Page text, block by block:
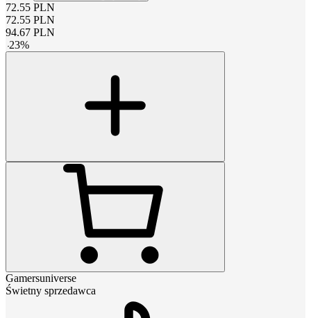
72.55 PLN
72.55 PLN
94.67 PLN
-23%
Gamersuniverse
Świetny sprzedawca